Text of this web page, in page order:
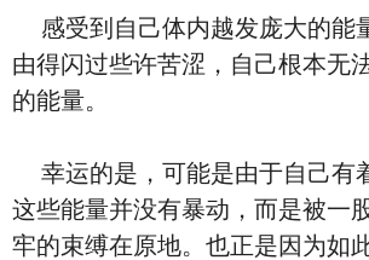
感受到自己体内越发庞大的能
由得闪过些许苦涩，自己根本无
的能量。
幸运的是，可能是由于自己有
这些能量并没有暴动，而是被一
牢的束缚在原地。也正是因为如